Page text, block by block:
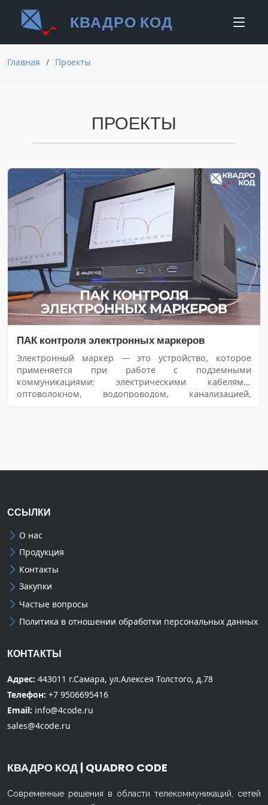
КВАДРО КОД
Главная Проекты
ПРОЕКТЫ
ПАК контроля электронных маркеров
Электронный маркер — это устройство, которое
применяется при работе с подземными
коммуникациями: электрическими кабелями,
оптоволокном, водопроводом, канализацией,
ССЫЛКИ
О нас
Продукция
Контакты
Закупки
Частые вопросы
Политика в отношении обработки персональных данных
КОНТАКТЫ
Адрес: 443011 г.Самара, ул.Алексея Толстого, д.78
Телефон: +7 9506695416
Email: info@4code.ru
sales@4code.ru
КВАДРО КОД | QUADRO CODE
Современные решения в области телекоммуникаций, сетей